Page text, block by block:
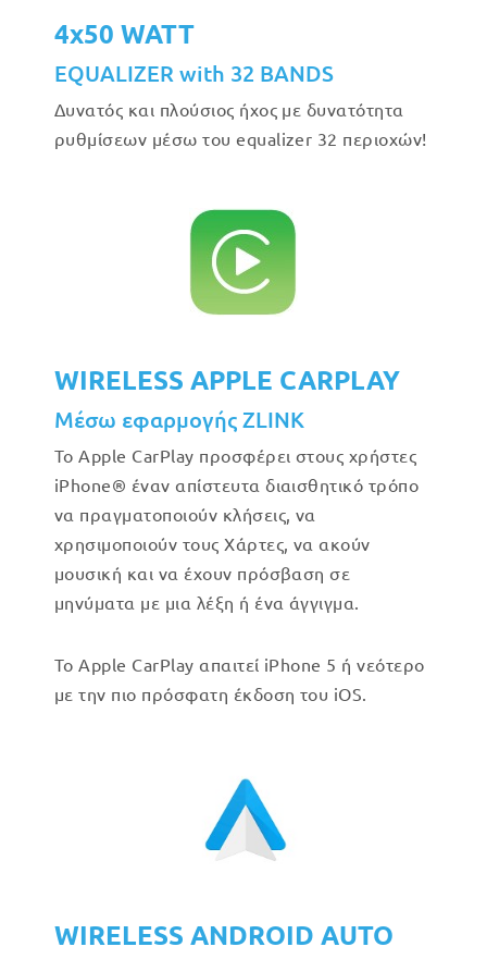
4x50 WATT
EQUALIZER with 32 BANDS
Δυνατός και πλούσιος ήχος με δυνατότητα
ρυθμίσεων μέσω του equalizer 32 περιοχών!
WIRELESS APPLE CARPLAY
Μέσω εφαρμογής ZLINK
Το Apple CarPlay προσφέρει στους χρήστες
iPhone® έναν απίστευτα διαισθητικό τρόπο
να πραγματοποιούν κλήσεις, να
χρησιμοποιούν τους Χάρτες, να ακούν
μουσική και να έχουν πρόσβαση σε
μηνύματα με μια λέξη ή ένα άγγιγμα.
Το Apple CarPlay απαιτεί iPhone 5 ή νεότερο
με την πιο πρόσφατη έκδοση του iOS.
WIRELESS ANDROID AUTO